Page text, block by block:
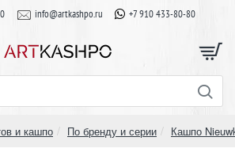
info@artkashpo.ru +7 910 433-80-80
и кашпо По бренду и серии Кашпо